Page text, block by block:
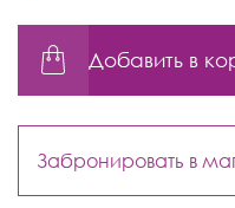
Добавить в
Забронировать в